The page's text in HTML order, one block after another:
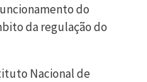
do
da regulação do
Nacional de